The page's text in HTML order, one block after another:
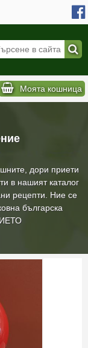
дори приети
в нашият каталог
рецепти. Ние се
българска
Моята кошница